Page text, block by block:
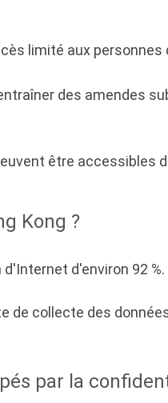
limité aux personnes
des amendes
être accessibles
Kong ?
d'environ 92 %.
de collecte des
par la